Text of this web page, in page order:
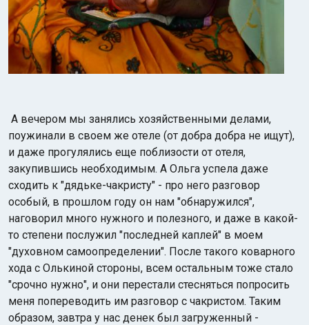
А вечером мы занялись хозяйственными делами,
поужинали в своем же отеле (от добра добра не ищут),
и даже прогулялись еще поблизости от отеля,
закупившись необходимым. А Ольга успела даже
сходить к "дядьке-чакристу" - про него разговор
особый, в прошлом году он нам "обнаружился",
наговорил много нужного и полезного, и даже в какой-
то степени послужил "последней каплей" в моем
"духовном самоопределении". После такого коварного
хода с Олькиной стороны, всем остальным тоже стало
"срочно нужно", и они перестали стесняться попросить
меня попереводить им разговор с чакристом. Таким
образом, завтра у нас денек был загруженный -